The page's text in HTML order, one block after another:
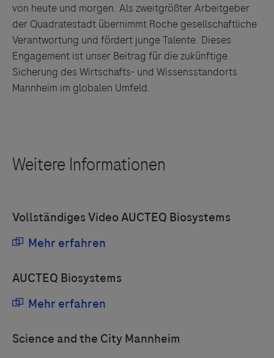
von heute und morgen. Als zweitgrößter Arbeitgeber
der Quadratestadt übernimmt Roche gesellschaftliche
Verantwortung und fördert junge Talente. Dieses
Engagement ist unser Beitrag für die zukünftige
Sicherung des Wirtschafts- und Wissensstandorts
Mannheim im globalen Umfeld.